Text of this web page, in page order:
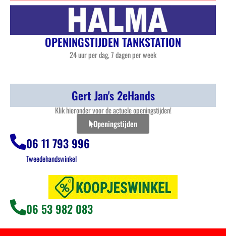
OPENINGSTIJDEN TANKSTATION
24 uur per dag, 7 dagen per week
Gert Jan's 2eHands
Klik hieronder voor de actuele openingstijden!
Openingstijden
06 11 793 996
Tweedehandswinkel
06 53 982 083